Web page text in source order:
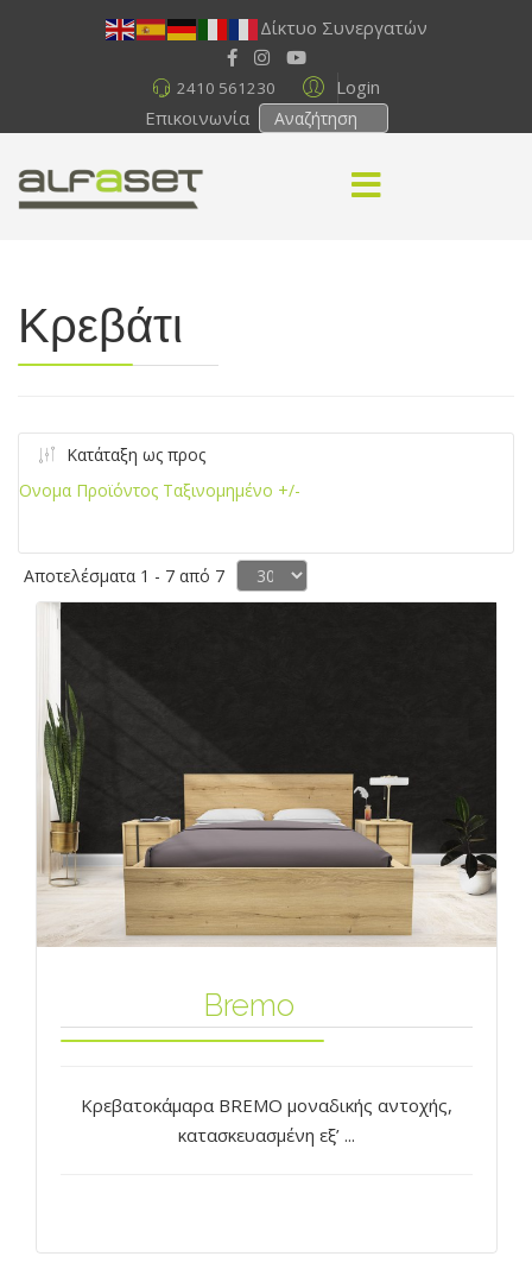
Δίκτυο Συνεργατών
Login
2410 561230
Επικοινωνία
Κρεβάτι
Κατάταξη ως προς
Ονομα Προϊόντος Ταξινομημένο +/-
Αποτελέσματα 1 - 7 από 7
Bremo
Κρεβατοκάμαρα BREMO μοναδικής αντοχής,
κατασκευασμένη εξ’ ...